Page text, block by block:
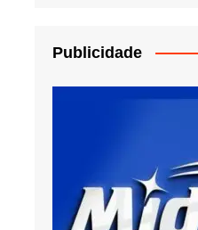
Publicidade